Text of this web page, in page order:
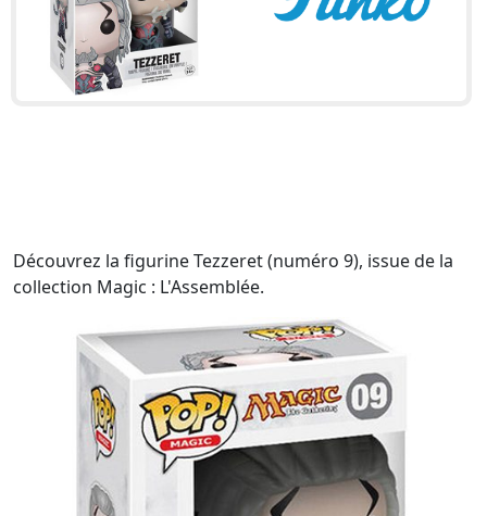
Découvrez la figurine Tezzeret (numéro 9), issue de la
collection Magic : L'Assemblée.